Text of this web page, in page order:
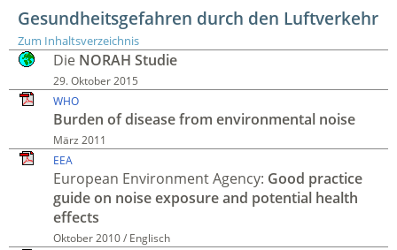
Gesundheitsgefahren durch den Luftverkehr
Zum Inhaltsverzeichnis
Die NORAH Studie
29. Oktober 2015
WHO
Burden of disease from environmental noise
März 2011
EEA
European Environment Agency: Good practice
guide on noise exposure and potential health
effects
Oktober 2010 / Englisch